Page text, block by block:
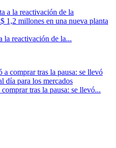
la reactivación de la...
tras la pausa: se llevó...